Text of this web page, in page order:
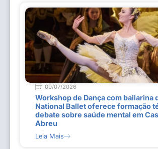
09/07/2026
Workshop de Dança com bailarina
National Ballet oferece formação
debate sobre saúde mental em
Abreu
Leia Mais